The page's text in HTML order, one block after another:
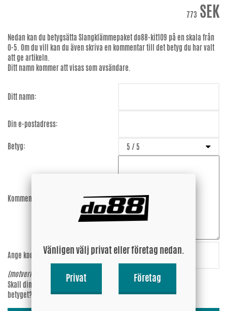
773 SEK
Nedan kan du betygsätta Slangklämmepaket do88-kit109 på en skala från
0-5. Om du vill kan du även skriva en kommentar till det betyg du har valt
att ge artikeln.
Ditt namn kommer att visas som avsändare.
Ditt namn:
Din e-postadress:
Betyg:
Kommentar:
Ange koden: gZSCAQ
(motverkar spam)
Skall din epost-adress synas vid
betyget?
Nej
Vänligen välj privat eller företag nedan.
Privat Företag